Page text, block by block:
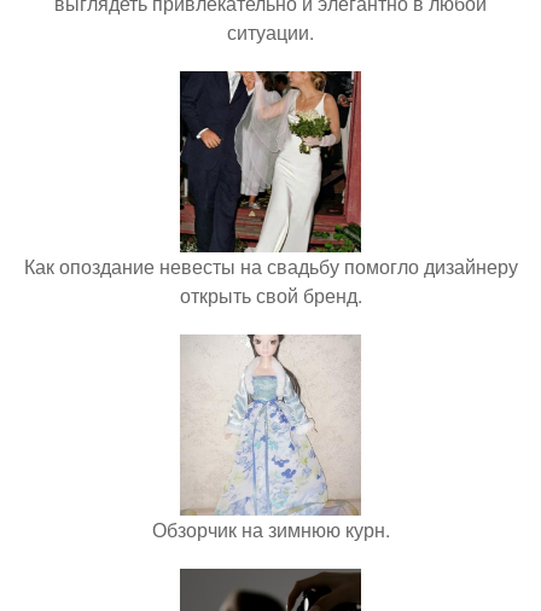
ситуации.
Как опоздание невесты на свадьбу помогло дизайнеру
открыть свой бренд.
Обзорчик на зимнюю курн.